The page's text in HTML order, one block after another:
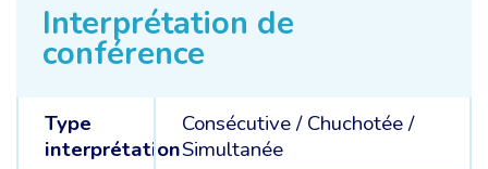
Interprétation de
conférence
Type
interprétation
Consécutive/Chuchotée/
Simultanée